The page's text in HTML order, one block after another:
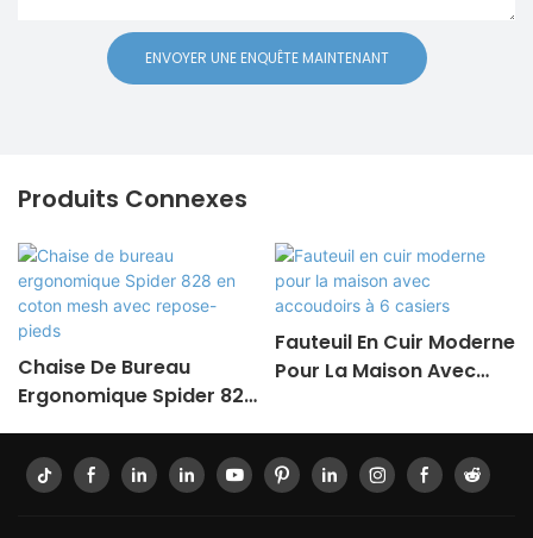
ENVOYER UNE ENQUÊTE MAINTENANT
Produits Connexes
Chaise De Bureau
Ergonomique Spider 828
Repose-Pieds
Fauteuil En Cuir Moderne
Pour La Maison Avec